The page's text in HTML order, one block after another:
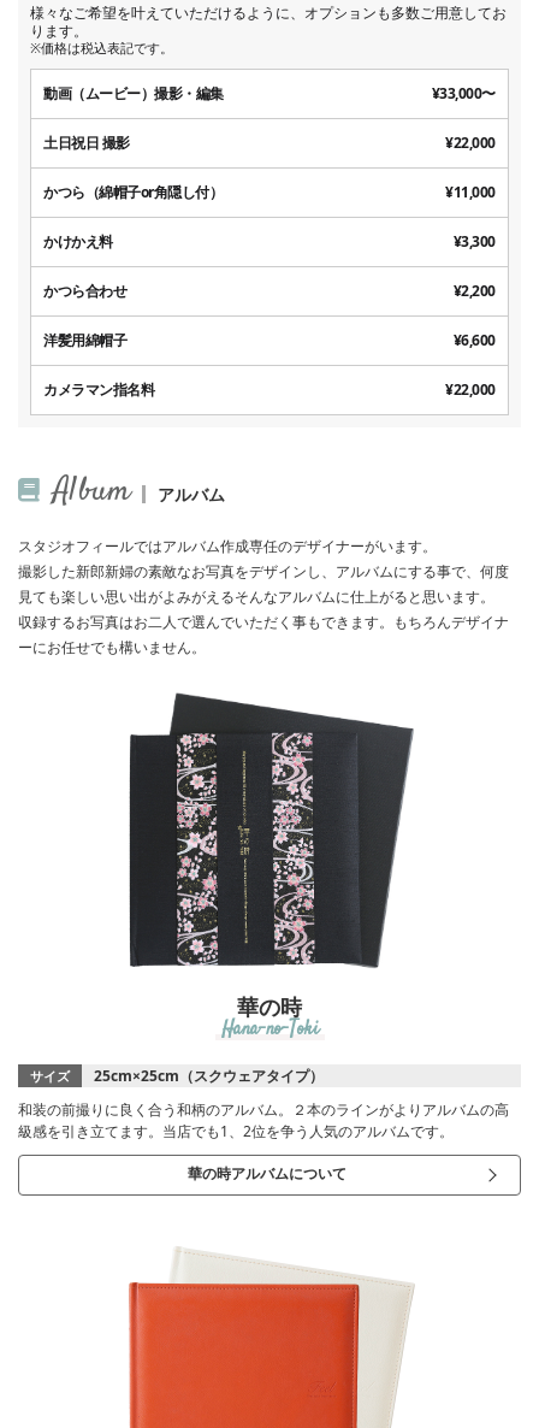
様々なご希望を叶えていただけるように、オプションも多数ご用意してお
ります。
※価格は税込表記です。
動画（ムービー）撮影・編集 ¥33,000〜
土日祝日 撮影 ¥22,000
かつら（綿帽子or角隠し付） ¥11,000
かけかえ料 ¥3,300
かつら合わせ ¥2,200
洋髪用綿帽子 ¥6,600
カメラマン指名料 ¥22,000
Album アルバム
スタジオフィールではアルバム作成専任のデザイナーがいます。
撮影した新郎新婦の素敵なお写真をデザインし、アルバムにする事で、何度
見ても楽しい思い出がよみがえるそんなアルバムに仕上がると思います。
収録するお写真はお二人で選んでいただく事もできます。もちろんデザイナ
ーにお任せでも構いません。
華の時
Hana-no-Toki
サイズ
25cm×25cm（スクウェアタイプ）
和装の前撮りに良く合う和柄のアルバム。２本のラインがよりアルバムの高
級感を引き立てます。当店でも1、2位を争う人気のアルバムです。
華の時アルバムについて